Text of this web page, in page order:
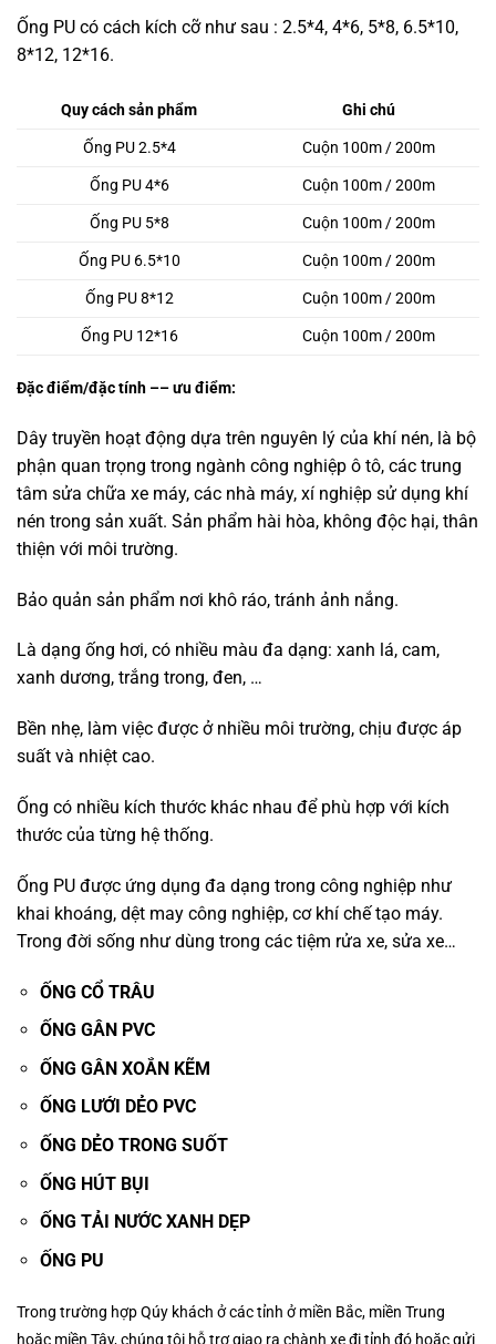
Ống PU có cách kích cỡ như sau : 2.5*4, 4*6, 5*8, 6.5*10,
8*12, 12*16.
Quy cách sản phẩm Ghi chú
Ống PU 2.5*4 Cuộn 100m / 200m
Ống PU 4*6 Cuộn 100m / 200m
Ống PU 5*8 Cuộn 100m / 200m
Ống PU 6.5*10 Cuộn 100m / 200m
Ống PU 8*12 Cuộn 100m / 200m
Ống PU 12*16 Cuộn 100m / 200m
Đặc điểm/đặc tính –– ưu điểm:
Dây truyền hoạt động dựa trên nguyên lý của khí nén, là bộ
phận quan trọng trong ngành công nghiệp ô tô, các trung
tâm sửa chữa xe máy, các nhà máy, xí nghiệp sử dụng khí
nén trong sản xuất. Sản phẩm hài hòa, không độc hại, thân
thiện với môi trường.
Bảo quản sản phẩm nơi khô ráo, tránh ảnh nắng.
Là dạng ống hơi, có nhiều màu đa dạng: xanh lá, cam,
xanh dương, trắng trong, đen, …
Bền nhẹ, làm việc được ở nhiều môi trường, chịu được áp
suất và nhiệt cao.
Ống có nhiều kích thước khác nhau để phù hợp với kích
thước của từng hệ thống.
Ống PU được ứng dụng đa dạng trong công nghiệp như
khai khoáng, dệt may công nghiệp, cơ khí chế tạo máy.
Trong đời sống như dùng trong các tiệm rửa xe, sửa xe…
ỐNG CỔ TRÂU
ỐNG GÂN PVC
ỐNG GÂN XOẮN KẼM
ỐNG LƯỚI DẺO PVC
ỐNG DẺO TRONG SUỐT
ỐNG HÚT BỤI
ỐNG TẢI NƯỚC XANH DẸP
ỐNG PU
Trong trường hợp Qúy khách ở các tỉnh ở miền Bắc, miền Trung
hoặc miền Tây, chúng tôi hỗ trợ giao ra chành xe đi tỉnh đó hoặc gửi